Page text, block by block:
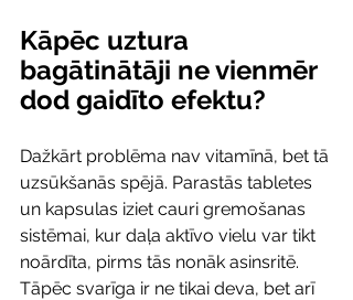
Kāpēc uztura
bagātinātāji ne vienmēr
dod gaidīto efektu?
Dažkārt problēma nav vitamīnā, bet tā
uzsūkšanās spējā. Parastās tabletes
un kapsulas iziet cauri gremošanas
sistēmai, kur daļa aktīvo vielu var tikt
noārdīta, pirms tās nonāk asinsritē.
Tāpēc svarīga ir ne tikai deva, bet arī